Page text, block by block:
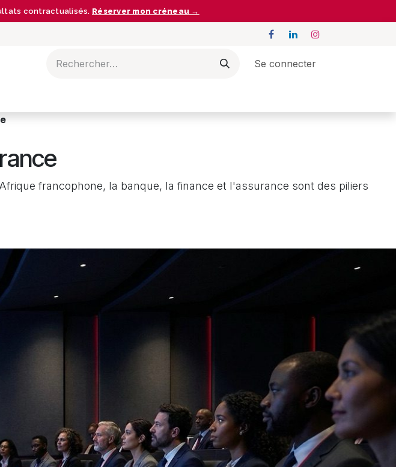
contractualisés. Réserver mon créneau →
Se connecter
francophone, la banque, la finance et l'assurance sont des piliers